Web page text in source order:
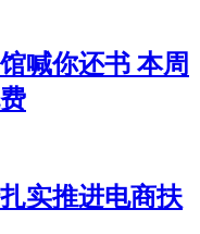
喊你还书 本周
实推进电商扶